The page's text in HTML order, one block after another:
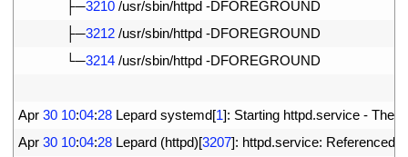
├─3210 /usr/sbin/httpd -DFOREGROUND
├─3212 /usr/sbin/httpd -DFOREGROUND
└─3214 /usr/sbin/httpd -DFOREGROUND
Apr 30 10:04:28 Lepard systemd[1]: Starting httpd.service - The
Apr 30 10:04:28 Lepard (httpd)[3207]: httpd.service: Referenced